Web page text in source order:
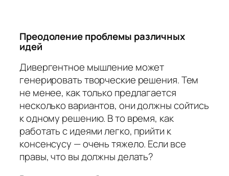
Преодоление проблемы различных
идей
Дивергентное мышление может
генерировать творческие решения. Тем
не менее, как только предлагается
несколько вариантов, они должны сойтись
к одному решению. В то время, как
работать с идеями легко, прийти к
консенсусу — очень тяжело. Если все
правы, что вы должны делать?